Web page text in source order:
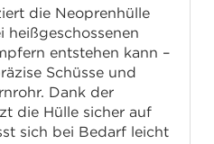
die Neoprenhülle
heißgeschossenen
entstehen kann –
Schüsse und
Dank der
die Hülle sicher auf
sich bei Bedarf leicht